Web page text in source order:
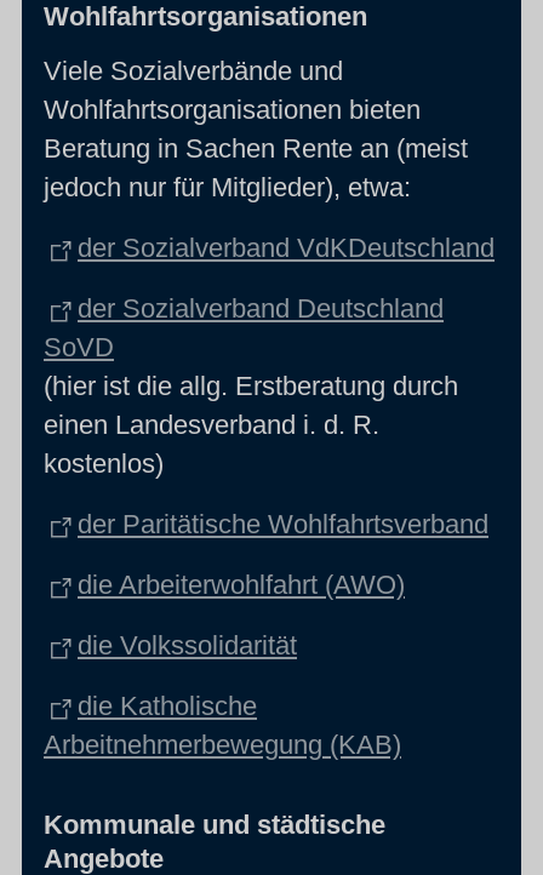
Wohlfahrtsorganisationen
Viele Sozialverbände und
Wohlfahrtsorganisationen bieten
Beratung in Sachen Rente an (meist
jedoch nur für Mitglieder), etwa:
der Sozialverband VdKDeutschland
der Sozialverband Deutschland
SoVD
(hier ist die allg. Erstberatung durch
einen Landesverband i. d. R.
kostenlos)
der Paritätische Wohlfahrtsverband
die Arbeiterwohlfahrt (AWO)
die Volkssolidarität
die Katholische
Arbeitnehmerbewegung (KAB)
Kommunale und städtische
Angebote